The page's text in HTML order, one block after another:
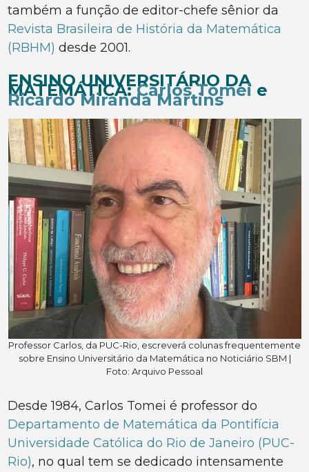
também a função de editor-chefe sênior da
Revista Brasileira de História da Matemática
(RBHM) desde 2001.
ENSINO UNIVERSITÁRIO DA
MATEMÁTICA:Carlos Tomei e
Ricardo Miranda Martins
Professor Carlos, da PUC-Rio, escreverá colunas frequentemente
sobre Ensino Universitário da Matemática no Noticiário SBM |
Foto: Arquivo Pessoal
Desde 1984, Carlos Tomei é professor do
Departamento de Matemática da Pontifícia
Universidade Católica do Rio de Janeiro (PUC-
Rio), no qual tem se dedicado intensamente